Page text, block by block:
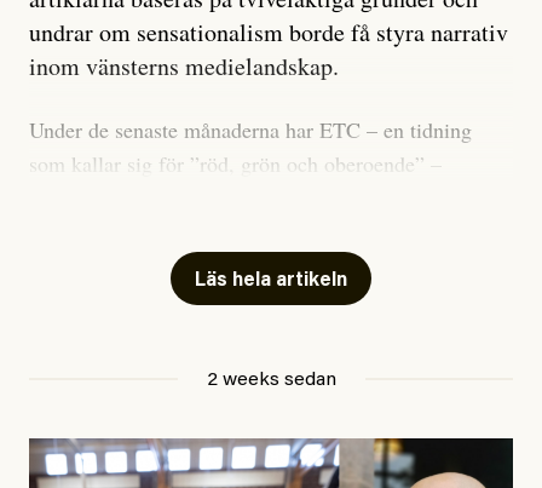
undrar om sensationalism borde få styra narrativ
inom vänsterns medielandskap.
Under de senaste månaderna har ETC – en tidning
som kallar sig för ”röd, grön och oberoende” –
skriver för? Vad betyder det att vara en ”röd, grön och
oberoende” tidning? Och vad är egentligen bra
utpekas som israelisk infiltratör”. Enligt ingressen
Läs hela artikeln
2 weeks sedan